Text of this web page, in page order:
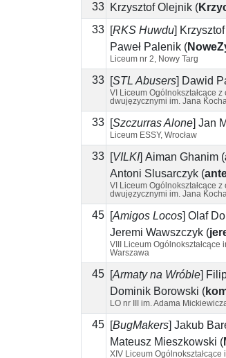
33 Krzysztof Olejnik (
33 [RKS Huwdu]
Paweł Palenik (
Liceum nr 2, Nowy Targ
33 [STL Abusers] Dawid
VI Liceum Ogólnokształcące z
dwujęzycznymi im. Jana
33 [Szczurras Alone] Jan
Liceum ESSY, Wrocław
33 [VILKI] Aiman Ghanim (
Antoni Ślusarczyk (
VI Liceum Ogólnokształcące z
dwujęzycznymi im. Jana
45 [Amigos Locos] Olaf
Jeremi Wawszczyk (
VIII Liceum Ogólnokształcące
Warszawa
45 [Armaty na Wróble]
Dominik Borowski (
LO nr III im. Adama
45 [BugMakers] Jakub
Mateusz Mieszkowski (
XIV Liceum Ogólnokształcące